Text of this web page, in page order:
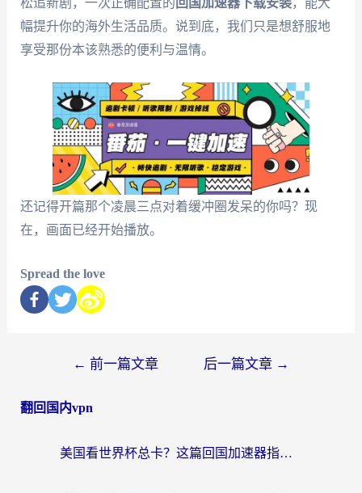
松追新剧，一次正确配置的 回国加速器下载安装，能大
幅提升你的海外生活品质。说到底，我们只是想舒服地
享受那份本该熟悉的便利与温情。
还记得开篇那个凌晨三点对着缓冲圈发呆的你吗？现
在，画面已经开始播放。
Spread the love
← 前一篇文章 后一篇文章 →
翻回国内vpn
美国看世界杯总卡？这篇回国加速器指南帮你无缝刷国内资源（附苹果手机VPN设置步骤）